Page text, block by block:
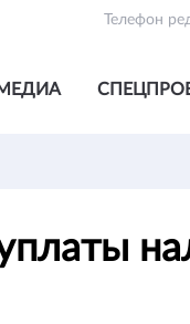
Телефон